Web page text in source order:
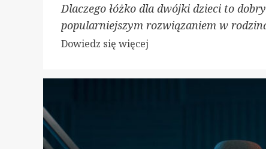
Dlaczego łóżko dla dwójki dzieci to
popularniejszym rozwiązaniem w
Dowiedz się więcej